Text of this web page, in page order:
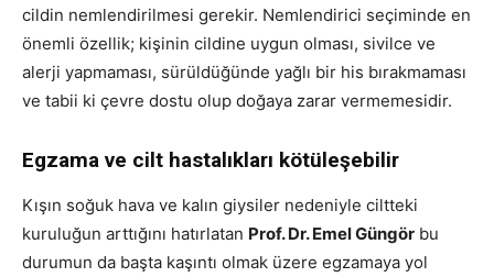
cildin nemlendirilmesi gerekir. Nemlendirici seçiminde en
önemli özellik; kişinin cildine uygun olması, sivilce ve
alerji yapmaması, sürüldüğünde yağlı bir his bırakmaması
ve tabii ki çevre dostu olup doğaya zarar vermemesidir.
Egzama ve cilt hastalıkları kötüleşebilir
Kışın soğuk hava ve kalın giysiler nedeniyle ciltteki
kuruluğun arttığını hatırlatan Prof. Dr. Emel Güngör bu
durumun da başta kaşıntı olmak üzere egzamaya yol